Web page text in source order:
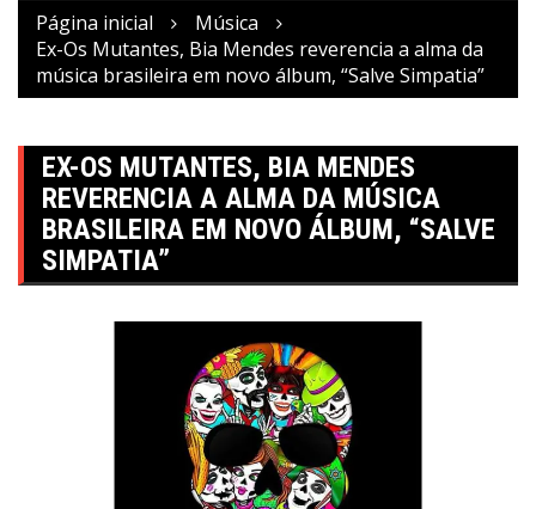
Página inicial
Música
Ex-Os Mutantes, Bia Mendes reverencia a alma da
música brasileira em novo álbum, “Salve Simpatia”
EX-OS MUTANTES, BIA MENDES
REVERENCIA A ALMA DA MÚSICA
BRASILEIRA EM NOVO ÁLBUM, “SALVE
SIMPATIA”